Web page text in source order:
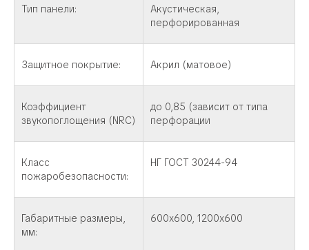
Тип панели:
Акустическая,
перфорированная
Защитное покрытие: Акрил (матовое)
Коэффициент
звукопоглощения (NRC)
до 0,85 (зависит от типа
перфорации
Класс
пожаробезопасности:
НГ ГОСТ 30244-94
Габаритные размеры,
мм:
600х600, 1200х600